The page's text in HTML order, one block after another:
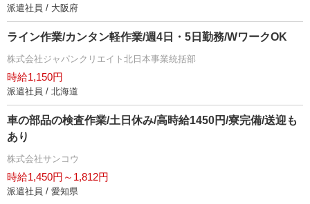
派遣社員 / 大阪府
ライン作業/カンタン軽作業/週4日・5日勤務/WワークOK
株式会社ジャパンクリエイト北日本事業統括部
時給1,150円
派遣社員 / 北海道
車の部品の検査作業/土日休み/高時給1450円/寮完備/送迎も
あり
株式会社サンコウ
時給1,450円～1,812円
派遣社員 / 愛知県